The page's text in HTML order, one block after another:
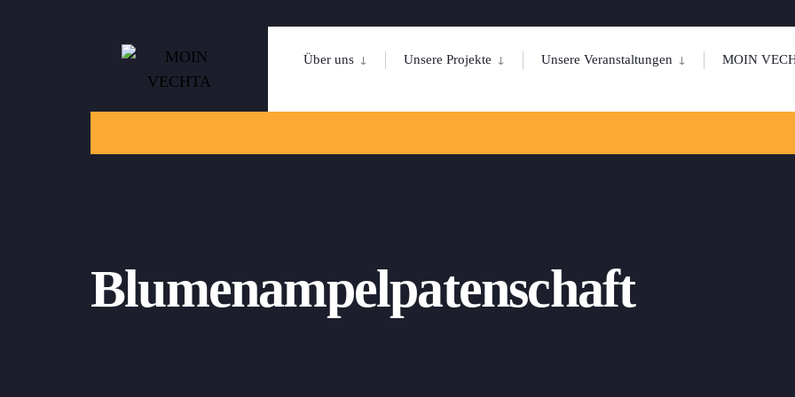
Über uns Unsere Projekte Unsere Veranstaltungen MOIN
Blumenampelpatenschaft